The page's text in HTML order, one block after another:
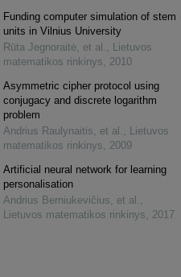
Funding computer simulation of stem
units in Vilnius University
Rūta Jegnoraitė, et al. , Lietuvos
matematikos rinkinys, 2010
Asymmetric cipher protocol using
conjugacy and discrete logarithm
problem
Andrius Raulynaitis, et al. , Lietuvos
matematikos rinkinys, 2009
Artificial neural network for learning
personalisation
Andrius Berniukevičius, et al. ,
Lietuvos matematikos rinkinys, 2017